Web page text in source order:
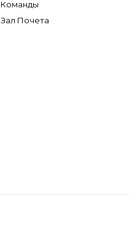
Команды
Зал Почета